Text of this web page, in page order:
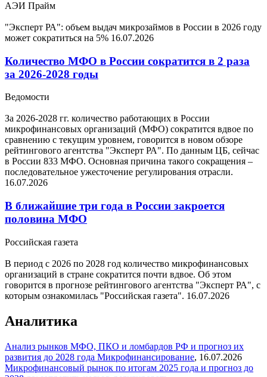
АЭИ Прайм
"Эксперт РА": объем выдач микрозаймов в России в 2026 году
может сократиться на 5% 16.07.2026
Количество МФО в России сократится в 2 раза
за 2026-2028 годы
Ведомости
За 2026-2028 гг. количество работающих в России
микрофинансовых организаций (МФО) сократится вдвое по
сравнению с текущим уровнем, говорится в новом обзоре
рейтингового агентства "Эксперт РА". По данным ЦБ, сейчас
в России 833 МФО. Основная причина такого сокращения –
последовательное ужесточение регулирования отрасли.
16.07.2026
В ближайшие три года в России закроется
половина МФО
Российская газета
В период с 2026 по 2028 год количество микрофинансовых
организаций в стране сократится почти вдвое. Об этом
говорится в прогнозе рейтингового агентства "Эксперт РА", с
которым ознакомилась "Российская газета". 16.07.2026
Аналитика
Анализ рынков МФО, ПКО и ломбардов РФ и прогноз их
развития до 2028 года Микрофинансирование, 16.07.2026
Микрофинансовый рынок по итогам 2025 года и прогноз до